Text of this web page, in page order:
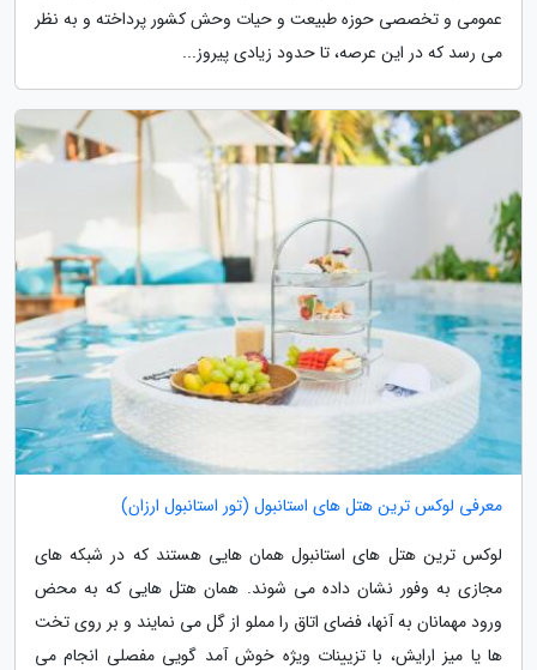
عمومی و تخصصی حوزه طبیعت و حیات وحش کشور پرداخته و به نظر
می رسد که در این عرصه، تا حدود زیادی پیروز...
معرفی لوکس ترین هتل های استانبول (تور استانبول ارزان)
لوکس ترین هتل های استانبول همان هایی هستند که در شبکه های
مجازی به وفور نشان داده می شوند. همان هتل هایی که به محض
ورود مهمانان به آنها، فضای اتاق را مملو از گل می نمایند و بر روی تخت
ها یا میز ارایش، با تزیینات ویژه خوش آمد گویی مفصلی انجام می